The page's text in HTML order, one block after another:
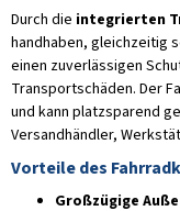
Durch die integrierten
handhaben, gleichzeitig
einen zuverlässigen
Transportschäden. Der
und kann platzsparend
Versandhändler,
Vorteile des
Großzügige